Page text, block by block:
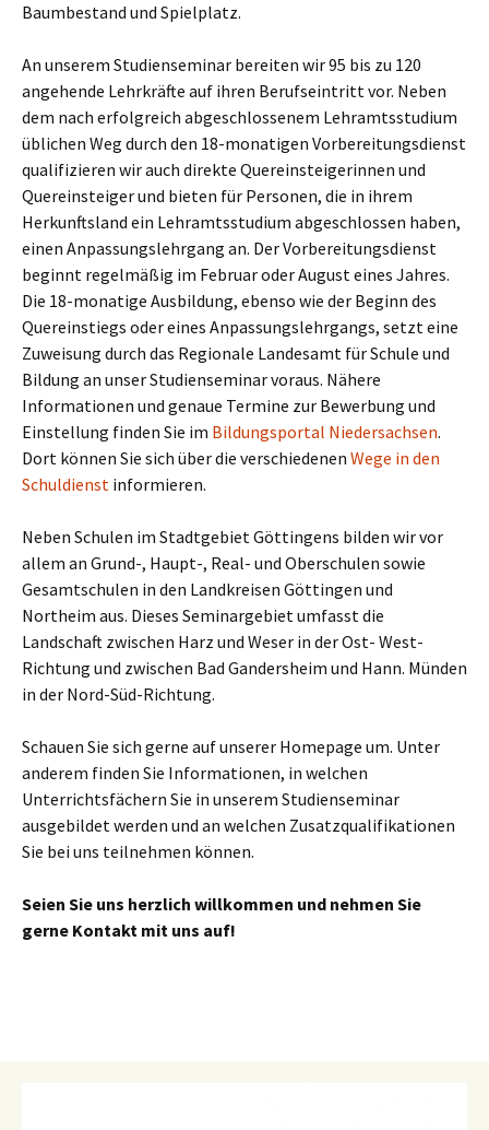
Baumbestand und Spielplatz.
An unserem Studienseminar bereiten wir 95 bis zu 120
angehende Lehrkräfte auf ihren Berufseintritt vor. Neben
dem nach erfolgreich abgeschlossenem Lehramtsstudium
üblichen Weg durch den 18-monatigen Vorbereitungsdienst
qualifizieren wir auch direkte Quereinsteigerinnen und
Quereinsteiger und bieten für Personen, die in ihrem
Herkunftsland ein Lehramtsstudium abgeschlossen haben,
einen Anpassungslehrgang an. Der Vorbereitungsdienst
beginnt regelmäßig im Februar oder August eines Jahres.
Die 18-monatige Ausbildung, ebenso wie der Beginn des
Quereinstiegs oder eines Anpassungslehrgangs, setzt eine
Zuweisung durch das Regionale Landesamt für Schule und
Bildung an unser Studienseminar voraus. Nähere
Informationen und genaue Termine zur Bewerbung und
Einstellung finden Sie im Bildungsportal Niedersachsen.
Dort können Sie sich über die verschiedenen Wege in den
Schuldienst informieren.
Neben Schulen im Stadtgebiet Göttingens bilden wir vor
allem an Grund-, Haupt-, Real- und Oberschulen sowie
Gesamtschulen in den Landkreisen Göttingen und
Northeim aus. Dieses Seminargebiet umfasst die
Landschaft zwischen Harz und Weser in der Ost- West-
Richtung und zwischen Bad Gandersheim und Hann. Münden
in der Nord-Süd-Richtung.
Schauen Sie sich gerne auf unserer Homepage um. Unter
anderem finden Sie Informationen, in welchen
Unterrichtsfächern Sie in unserem Studienseminar
ausgebildet werden und an welchen Zusatzqualifikationen
Sie bei uns teilnehmen können.
Seien Sie uns herzlich willkommen und nehmen Sie
gerne Kontakt mit uns auf!